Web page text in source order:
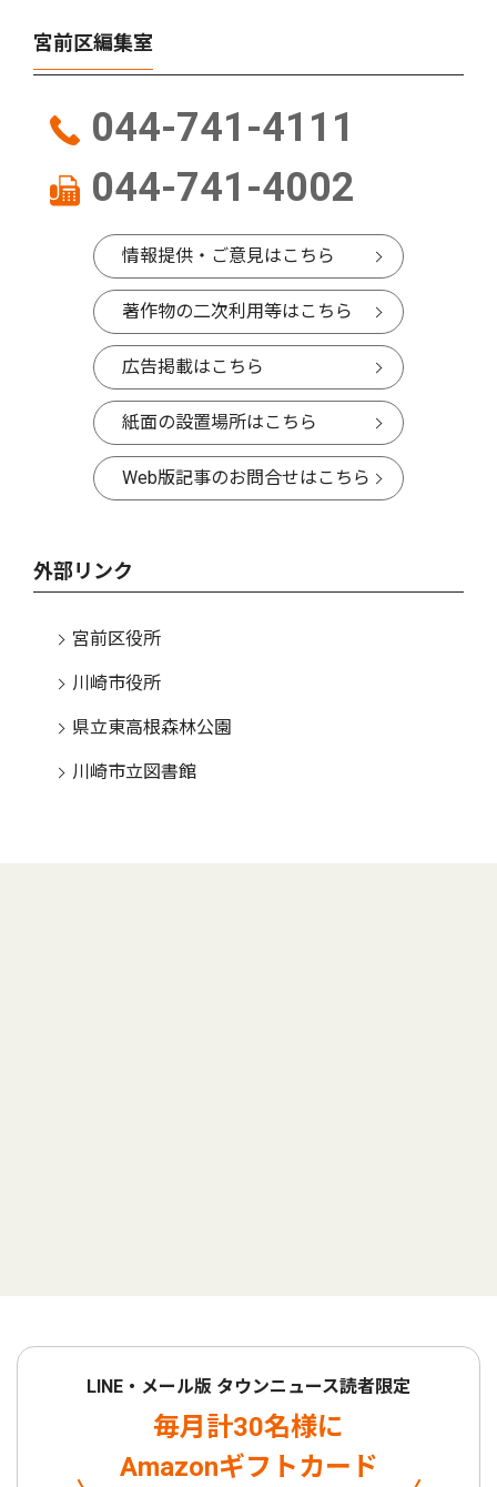
宮前区編集室
044-741-4111
044-741-4002
情報提供・ご意見はこちら
著作物の二次利用等はこちら
広告掲載はこちら
紙面の設置場所はこちら
Web版記事のお問合せはこちら
外部リンク
宮前区役所
川崎市役所
県立東高根森林公園
川崎市立図書館
LINE・メール版 タウンニュース読者限定
毎月計30名様に
Amazonギフトカード